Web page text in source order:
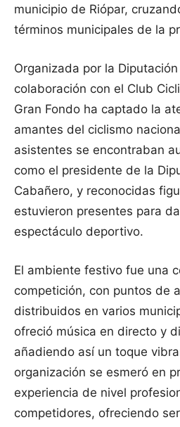
municipio de Riópar,
términos municipales de la
Organizada por la
colaboración con el Club
Gran Fondo ha captado la
amantes del ciclismo
asistentes se encontraban
como el presidente de la
Cabañero, y reconocidas
estuvieron presentes para
espectáculo deportivo.
El ambiente festivo fue una
competición, con puntos de
distribuidos en varios
ofreció música en directo y
añadiendo así un toque
organización se esmeró en
experiencia de nivel
competidores, ofreciendo